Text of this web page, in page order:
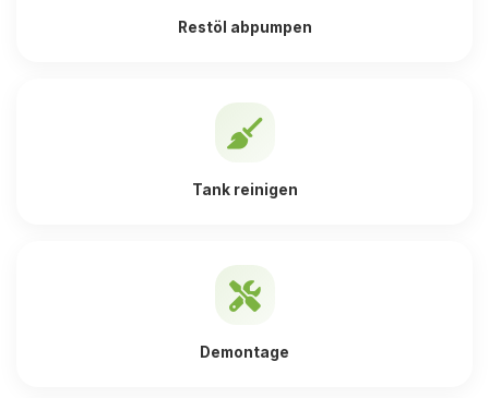
Restöl abpumpen
Tank reinigen
Demontage